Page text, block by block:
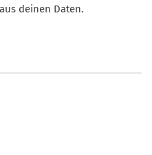
deinen Daten.